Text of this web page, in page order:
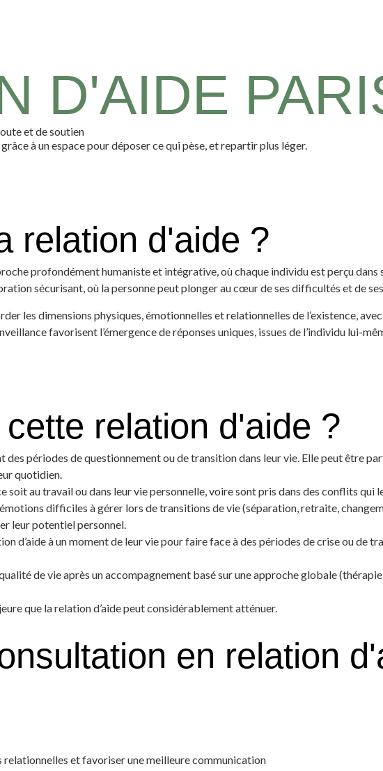
D'AIDE
et de soutien
à un espace pour déposer ce qui pèse, et repartir plus léger.
relation d'aide ?
profondément humaniste et intégrative, où chaque individu est perçu
sécurisant, où la personne peut plonger au cœur de ses difficultés et de
les dimensions physiques, émotionnelles et relationnelles de l’existence,
favorisent l’émergence de réponses uniques, issues de l’individu lui-
relation d'aide ?
des périodes de questionnement ou de transition dans leur vie. Elle peut être
quotidien.
au travail ou dans leur vie personnelle, voire sont pris dans des conflits qui
difficiles à gérer lors de transitions de vie (séparation, retraite,
leur potentiel personnel.
d’aide à un moment de leur vie pour faire face à des périodes de crise ou de
de vie après un accompagnement basé sur une approche globale
que la relation d’aide peut considérablement atténuer.
en relation
et favoriser une meilleure communication